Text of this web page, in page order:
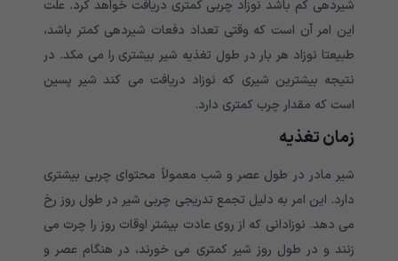
شیردهی کم باشد نوزاد چربی کمتری دریافت خواهد کرد. علت
این امر آن است که وقتی تعداد دفعات شیردهی کمتر باشد،
طبیعتا نوزاد هر بار در طول تغذیه شیر بیشتری را می مکد. در
نتیجه بیشترین شیری که نوزاد دریافت می کند شیر پسین
است که مقدار چرب کمتری دارد.
زمان تغذیه
شیر مادر در طول عصر و شب معمولاً محتوای چربی بیشتری
دارد. این امر به دلیل تجمع تدریجی چربی شیر در طول روز رخ
می دهد. نوزادانی که از روی عادت بیشتر اوقات روز را چرت می
زنند و در طول روز شیر کمتری می خورند، در هنگام عصر و